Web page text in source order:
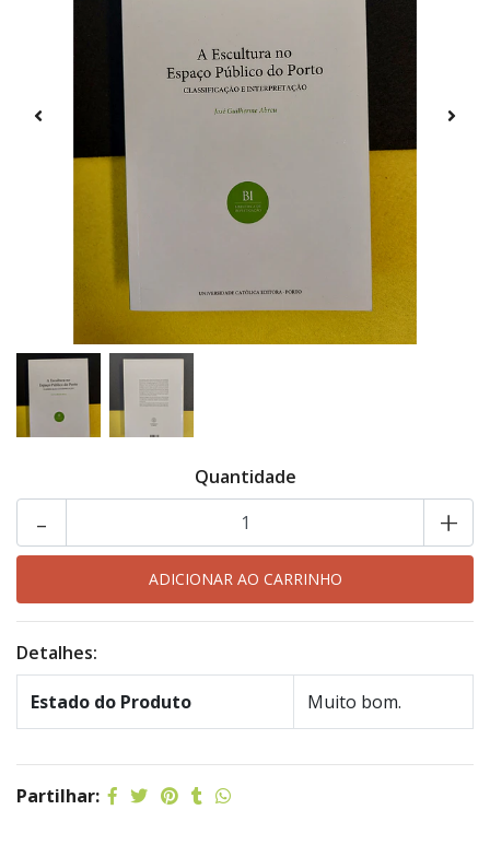
Quantidade
+
-
Detalhes:
Estado do Produto Muito bom.
Partilhar: